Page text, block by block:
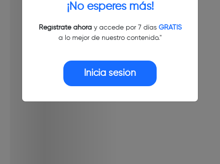
¡No esperes más!
Regístrate ahoray accede por 7 días GRATIS
a lo mejor de nuestro contenido."
Inicia sesión